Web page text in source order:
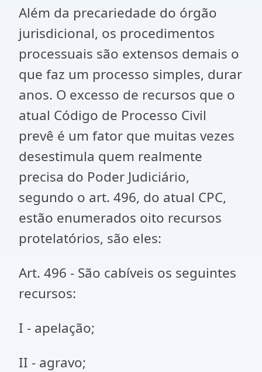
Além da precariedade do órgão
jurisdicional, os procedimentos
processuais são extensos demais o
que faz um processo simples, durar
anos. O excesso de recursos que o
atual Código de Processo Civil
prevê é um fator que muitas vezes
desestimula quem realmente
precisa do Poder Judiciário,
segundo o art. 496, do atual CPC,
estão enumerados oito recursos
protelatórios, são eles:
Art. 496 - São cabíveis os seguintes
recursos:
I - apelação;
II - agravo;